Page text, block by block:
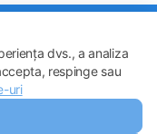
© 2013 – 2026
uri
dvs., a analiza
respinge sau
uri